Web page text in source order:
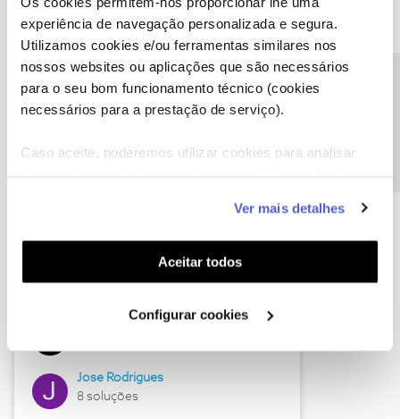
experiência de navegação personalizada e segura.
Utilizamos cookies e/ou ferramentas similares nos
nossos websites ou aplicações que são necessários
para o seu bom funcionamento técnico (cookies
necessários para a prestação de serviço).
Caso aceite, poderemos utilizar cookies para analisar
funcionalidades (cookies de personalização e
funcionalidade) e adaptar anúncios aos seus interesses
(cookies de publicidade personalizada). Pode gerir a
utilização dos cookies clicando em "Configurar
Ver mais detalhes
Aceitar todos
Configurar cookies
Descubra as novidades de junho
Hall of Fame de junho
Jose Rodrigues
8 soluções